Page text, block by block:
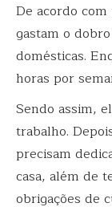
De acordo
gastam o
domésticas.
horas por
Sendo assim,
trabalho.
precisam
casa, além de
obrigações de